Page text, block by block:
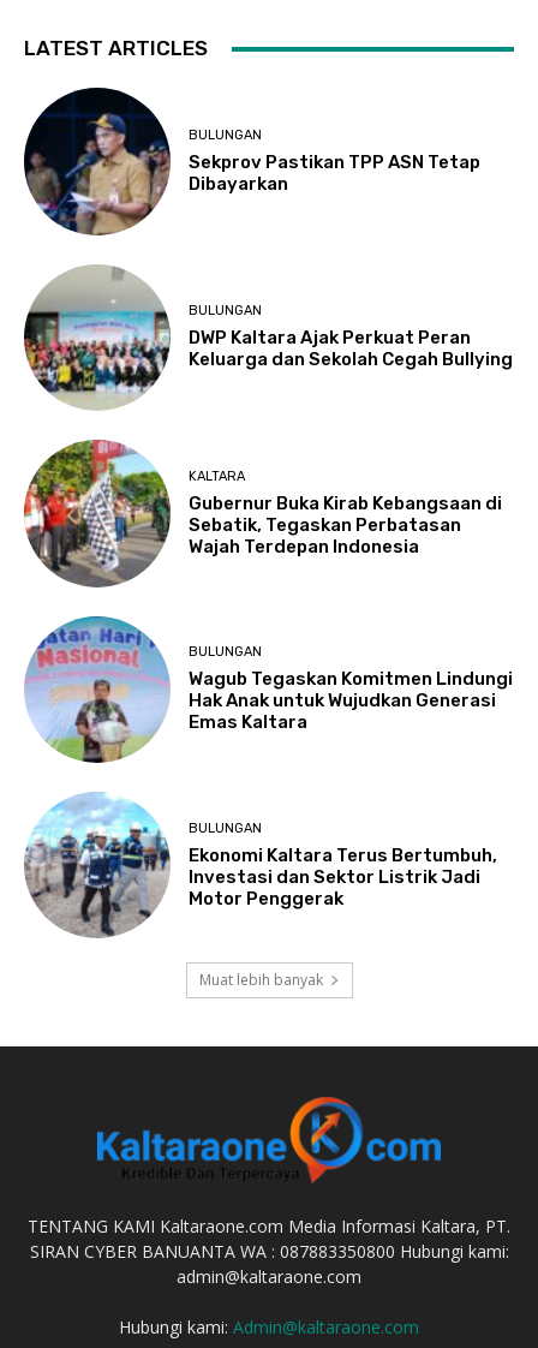
LATEST ARTICLES
BULUNGAN
Sekprov Pastikan TPP ASN Tetap
Dibayarkan
BULUNGAN
DWP Kaltara Ajak Perkuat Peran
Keluarga dan Sekolah Cegah Bullying
KALTARA
Gubernur Buka Kirab Kebangsaan di
Sebatik, Tegaskan Perbatasan
Wajah Terdepan Indonesia
BULUNGAN
Wagub Tegaskan Komitmen Lindungi
Hak Anak untuk Wujudkan Generasi
Emas Kaltara
BULUNGAN
Ekonomi Kaltara Terus Bertumbuh,
Investasi dan Sektor Listrik Jadi
Motor Penggerak
Muat lebih banyak
TENTANG KAMI Kaltaraone.com Media Informasi Kaltara, PT.
SIRAN CYBER BANUANTA WA : 087883350800 Hubungi kami:
admin@kaltaraone.com
Hubungi kami: Admin@kaltaraone.com